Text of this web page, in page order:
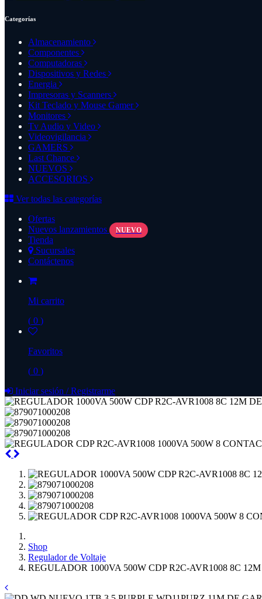
Categorías
Almacenamiento
Componentes
Computadoras
Dispositivos y Redes
Energia
Impresoras y Scanners
Kit Teclado y Mouse Gamer
Monitores
Tv Audio y Video
Videovigilancia
GAMERS
Last Chance
NUEVOS
ACCESORIOS
Ver todas las categorías
Ofertas
Nuevos lanzamientos
NUEVO
Tienda
Sucursales
Contáctenos
Mi carrito
( 0 )
Favoritos
( 0 )
Iniciar sesión /Registrarme
Shop
Regulador de Voltaje
REGULADOR 1000VA 500W CDP R2C-AVR1008 8C